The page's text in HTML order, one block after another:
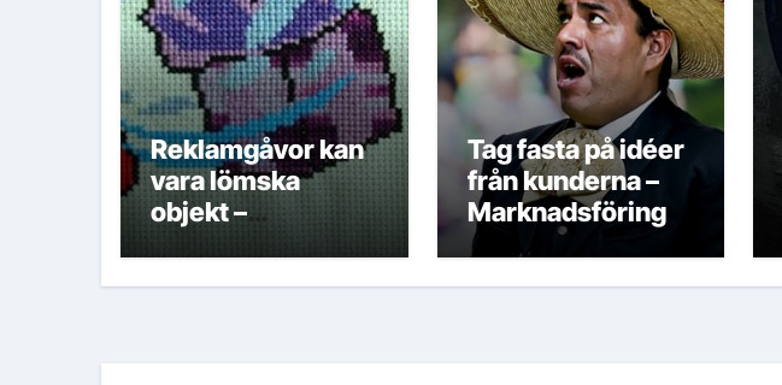
Reklamgåvor kan
vara lömska
objekt –
Tag fasta på idéer
från kunderna –
Marknadsföring